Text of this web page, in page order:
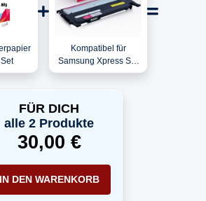
Kompatibel für
Samsung Xpress SL-
C410 / CLT-
FÜR DICH
alle 2 Produkte
30,00 €
IN DEN WARENKORB